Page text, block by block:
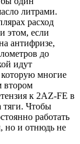
литрами.
расход
этом, если
антифризе,
до
идут
многие
втором
к 2AZ-FE в
тяги. Чтобы
работать
но и отнюдь не